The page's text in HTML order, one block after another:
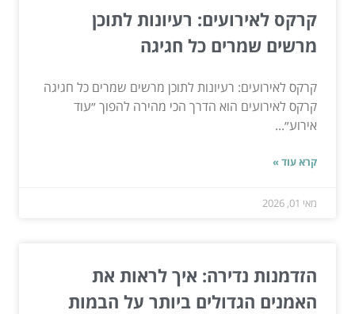
קרקס לאירועים: רעיונות לתוכן
מרשים שמרים כל חגיגה
קרקס לאירועים: רעיונות לתוכן מרשים שמרים כל חגיגה
קרקס לאירועים הוא הדרך הכי מהירה להפוך ״עוד
אירוע״...
קרא עוד »
מאי 01, 2026
הזדמנות נדירה: איך לראות את
האמנים הגדולים ביותר על הבמות